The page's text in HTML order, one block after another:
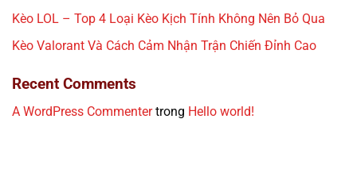
Kèo LOL – Top 4 Loại Kèo Kịch Tính Không Nên Bỏ Qua
Kèo Valorant Và Cách Cảm Nhận Trận Chiến Đỉnh Cao
Recent Comments
A WordPress Commentertrong Hello world!